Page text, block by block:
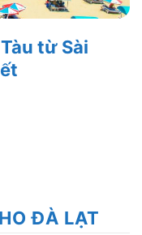
từ Sài
ĐÀ LẠT